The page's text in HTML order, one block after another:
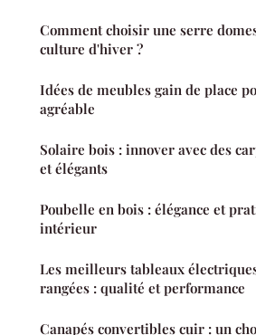
Comment choisir une serre
culture d'hiver ?
Idées de meubles gain de place
agréable
Solaire bois : innover avec des
et élégants
Poubelle en bois : élégance et
intérieur
Les meilleurs tableaux
rangées : qualité et performance
Canapés convertibles cuir : un